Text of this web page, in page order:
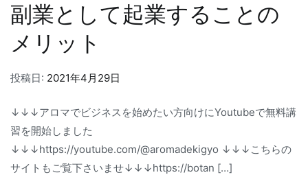
副業として起業することの
メリット
投稿日: 2021年4月29日
↓↓↓アロマでビジネスを始めたい方向けにYoutubeで無料講
習を開始しました
↓↓↓https://youtube.com/@aromadekigyo ↓↓↓こちらの
サイトもご覧下さいませ↓↓↓https://botan […]